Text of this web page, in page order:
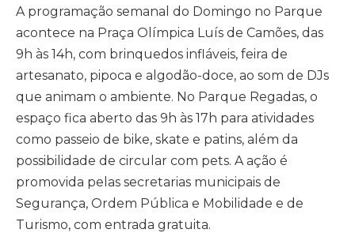
A programação semanal do Domingo no Parque
acontece na Praça Olímpica Luís de Camões, das
9h às 14h, com brinquedos infláveis, feira de
artesanato, pipoca e algodão-doce, ao som de DJs
que animam o ambiente. No Parque Regadas, o
espaço fica aberto das 9h às 17h para atividades
como passeio de bike, skate e patins, além da
possibilidade de circular com pets. A ação é
promovida pelas secretarias municipais de
Segurança, Ordem Pública e Mobilidade e de
Turismo, com entrada gratuita.